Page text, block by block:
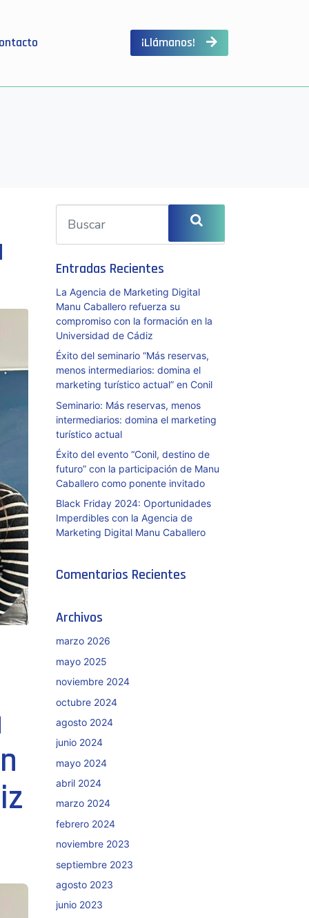
¡Llámanos!
Entradas Recientes
La Agencia de Marketing Digital
Manu Caballero refuerza su
compromiso con la formación en la
Universidad de Cádiz
Éxito del seminario “Más reservas,
menos intermediarios: domina el
marketing turístico actual” en Conil
Seminario: Más reservas, menos
intermediarios: domina el marketing
turístico actual
Éxito del evento “Conil, destino de
futuro” con la participación de Manu
Caballero como ponente invitado
Black Friday 2024: Oportunidades
Imperdibles con la Agencia de
Marketing Digital Manu Caballero
Comentarios Recientes
Archivos
marzo 2026
mayo 2025
noviembre 2024
octubre 2024
agosto 2024
junio 2024
mayo 2024
abril 2024
marzo 2024
febrero 2024
noviembre 2023
septiembre 2023
agosto 2023
junio 2023